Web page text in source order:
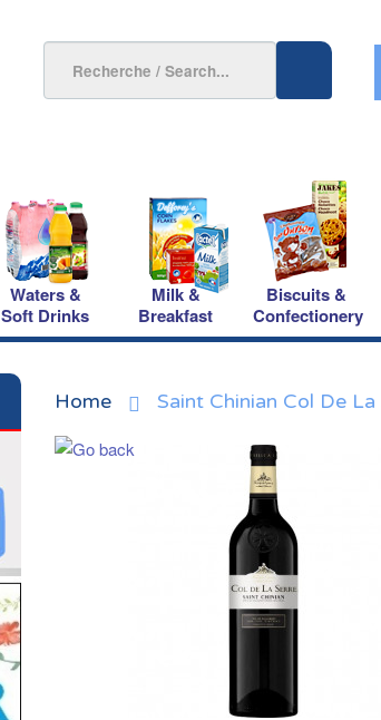
Waters &
Soft Drinks
Milk &
Breakfast
Biscuits &
Confectionery
Home Saint Chinian Col De